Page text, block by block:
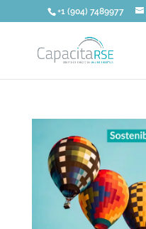
+1 (904) 7489977